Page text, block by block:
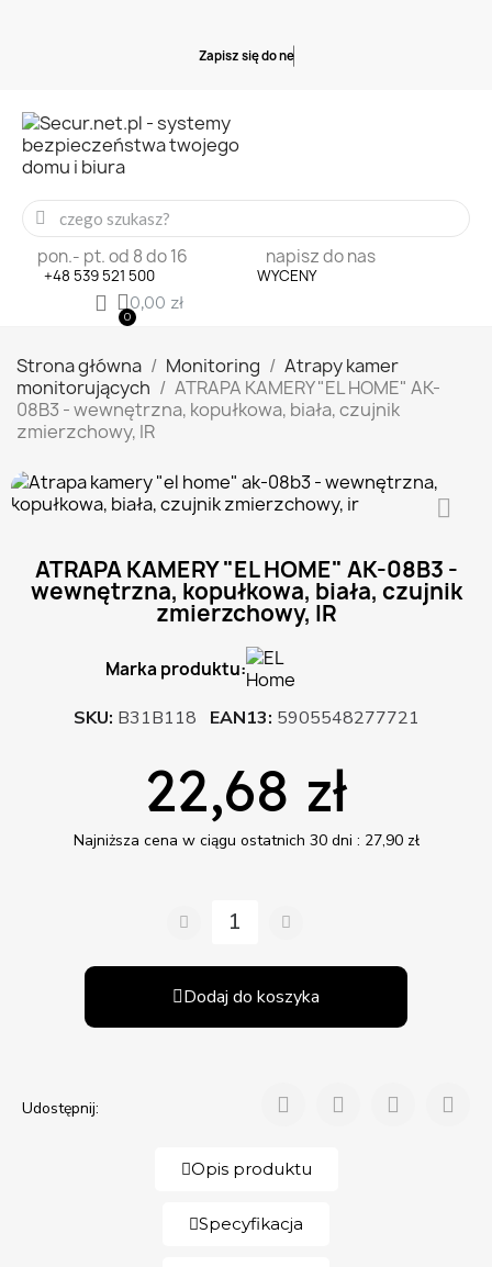
iszsię donewsle
+48 539 521 500
pon.- pt. od 8 do 16
WYCENY
napisz do nas
0,00 zł
Strona główna Monitoring
Atrapy kamer
monitorujących
ATRAPA KAMERY "EL HOME" AK-
08B3 - wewnętrzna, kopułkowa, biała, czujnik
zmierzchowy, IR
ATRAPA KAMERY "EL HOME" AK-08B3 -
wewnętrzna, kopułkowa, biała, czujnik
zmierzchowy, IR
Marka produktu:
SKU B31B118 EAN13 5905548277721
22,68 zł
Najniższa cena w ciągu ostatnich 30 dni : 27,90 zł
Dodaj do koszyka
Udostępnij:
Opis produktu
Specyfikacja